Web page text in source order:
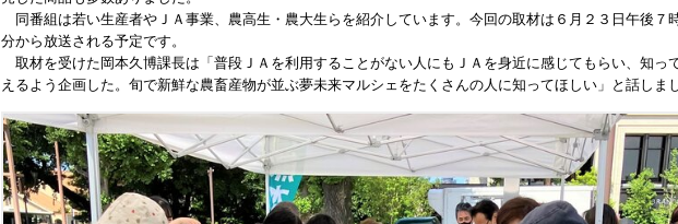
同番組は若い生産者やＪＡ事業、農高生・農大生らを紹介しています。今回の取材は６月２３日午後７
分から放送される予定です。
取材を受けた岡本久博課長は「普段ＪＡを利用することがない人にもＪＡを身近に感じてもらい、知っ
えるよう企画した。旬で新鮮な農畜産物が並ぶ夢未来マルシェをたくさんの人に知ってほしい」と話しまし